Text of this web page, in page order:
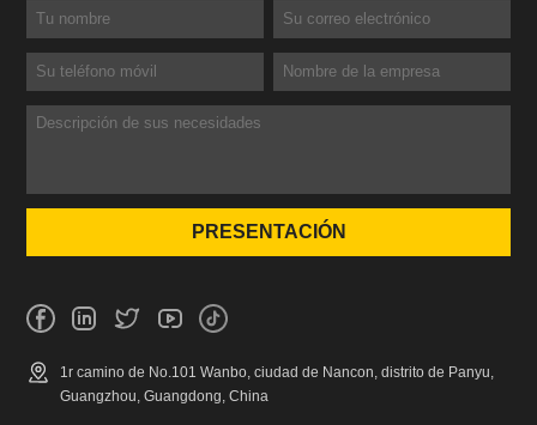
1r camino de No.101 Wanbo, ciudad de Nancon, distrito de Panyu,
Guangzhou, Guangdong, China